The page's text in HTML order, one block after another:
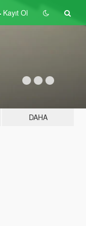
Kayıt Ol
DAHA